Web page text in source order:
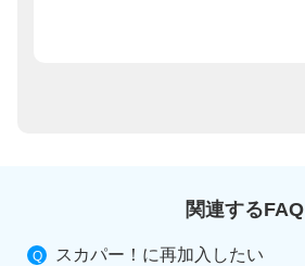
関連するFAQ
スカパー！に再加入したい